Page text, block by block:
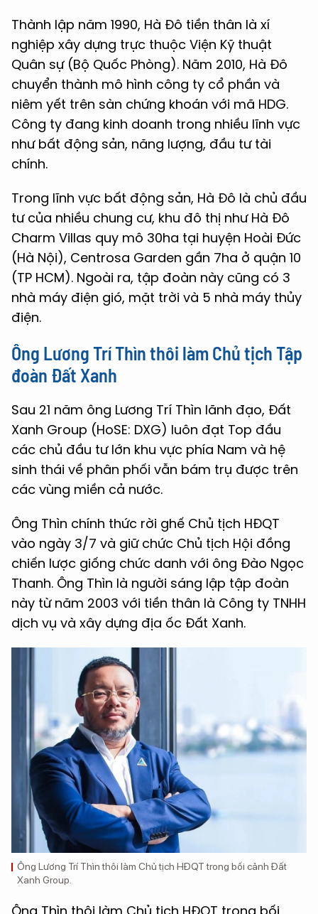
Thành lập năm 1990, Hà Đô tiền thân là xí
nghiệp xây dựng trực thuộc Viện Kỹ thuật
Quân sự (Bộ Quốc Phòng). Năm 2010, Hà Đô
chuyển thành mô hình công ty cổ phần và
niêm yết trên sàn chứng khoán với mã HDG.
Công ty đang kinh doanh trong nhiều lĩnh vực
như bất động sản, năng lượng, đầu tư tài
chính.
Trong lĩnh vực bất động sản, Hà Đô là chủ đầu
tư của nhiều chung cư, khu đô thị như Hà Đô
Charm Villas quy mô 30ha tại huyện Hoài Đức
(Hà Nội), Centrosa Garden gần 7ha ở quận 10
(TP HCM). Ngoài ra, tập đoàn này cũng có 3
nhà máy điện gió, mặt trời và 5 nhà máy thủy
điện.
Ông Lương Trí Thìnthôi làmChủ tịch Tập
đoàn Đất Xanh
Sau 21 năm ông Lương Trí Thìn lãnh đạo, Đất
Xanh Group (HoSE: DXG) luôn đạt Top đầu
các chủ đầu tư lớn khu vực phía Nam và hệ
sinh thái về phân phối vẫn bám trụ được trên
các vùng miền cả nước.
Ông Thìn chính thức rời ghế Chủ tịch HĐQT
vào ngày 3/7 và giữ chức Chủ tịch Hội đồng
chiến lược giống chức danh với ông Đào Ngọc
Thanh. Ông Thìn là người sáng lập tập đoàn
này từ năm 2003 với tiền thân là Công ty TNHH
dịch vụ và xây dựng địa ốc Đất Xanh.
Ông Lương Trí Thìn thôi làm Chủ tịch HĐQT trong bối cảnh Đất
Xanh Group.